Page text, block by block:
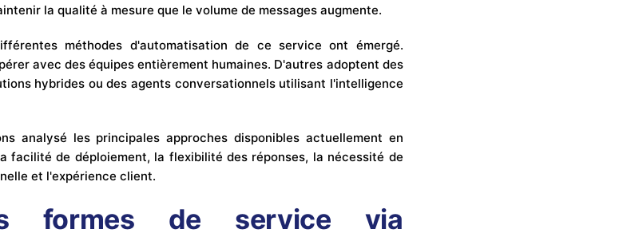
la qualité à mesure que le volume de messages augmente.
méthodes d'automatisation de ce service ont émergé.
avec des équipes entièrement humaines. D'autres adoptent des
hybrides ou des agents conversationnels utilisant l'intelligence
analysé les principales approches disponibles actuellement en
facilité de déploiement, la flexibilité des réponses, la nécessité de
et l'expérience client.
formes de service via